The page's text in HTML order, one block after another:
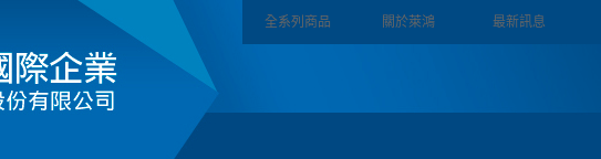
全系列商品 關於萊鴻 最新訊息